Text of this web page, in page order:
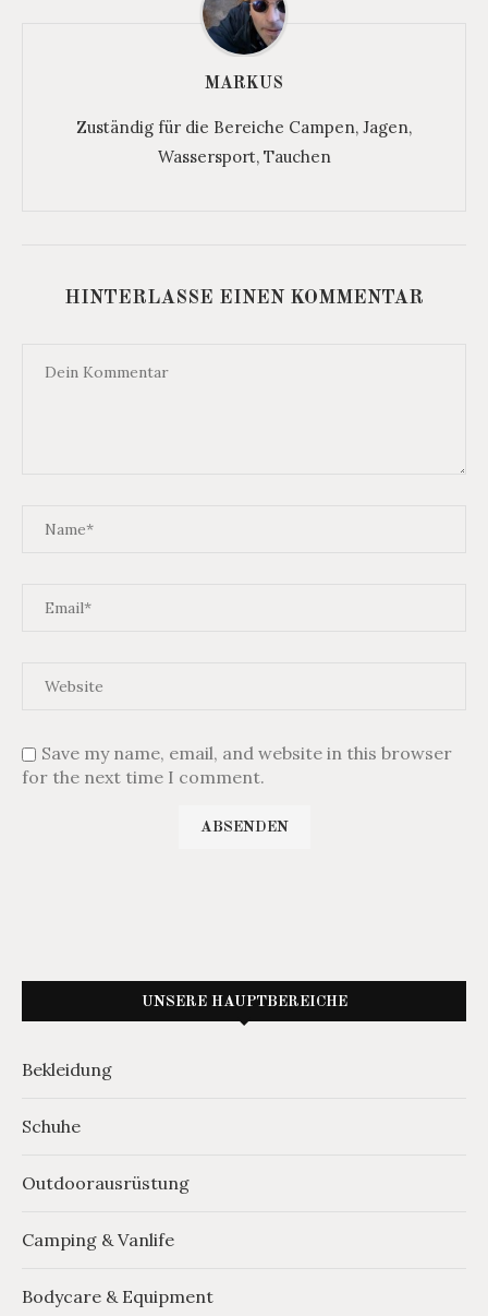
MARKUS
Zuständig für die Bereiche Campen, Jagen,
Wassersport, Tauchen
HINTERLASSE EINEN KOMMENTAR
Save my name, email, and website in this browser
for the next time I comment.
UNSERE HAUPTBEREICHE
Bekleidung
Schuhe
Outdoorausrüstung
Camping & Vanlife
Bodycare & Equipment